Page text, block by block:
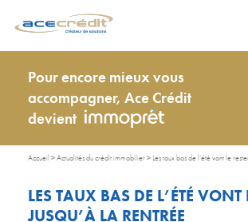
Pour encore mieux vous
accompagner, Ace Crédit
devient
Accueil >Actualités du crédit immobilier> Les taux bas de l’été vont le
LES TAUX BAS DE L’ÉTÉ VONT
JUSQU’À LA RENTRÉE